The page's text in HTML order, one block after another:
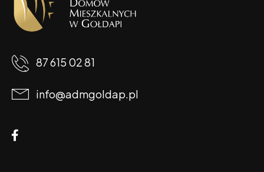
87 615 02 81
info@admgoldap.pl